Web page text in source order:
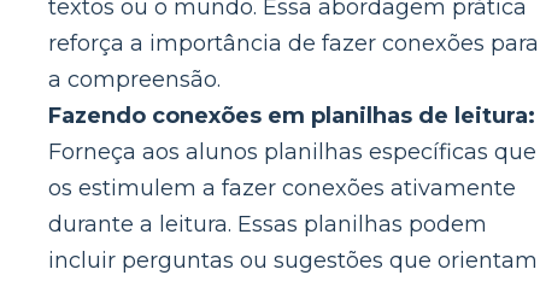
textos ou o mundo. Essa abordagem prática
reforça a importância de fazer conexões para
a compreensão.
Fazendo conexões em planilhas de leitura:
Forneça aos alunos planilhas específicas que
os estimulem a fazer conexões ativamente
durante a leitura. Essas planilhas podem
incluir perguntas ou sugestões que orientam